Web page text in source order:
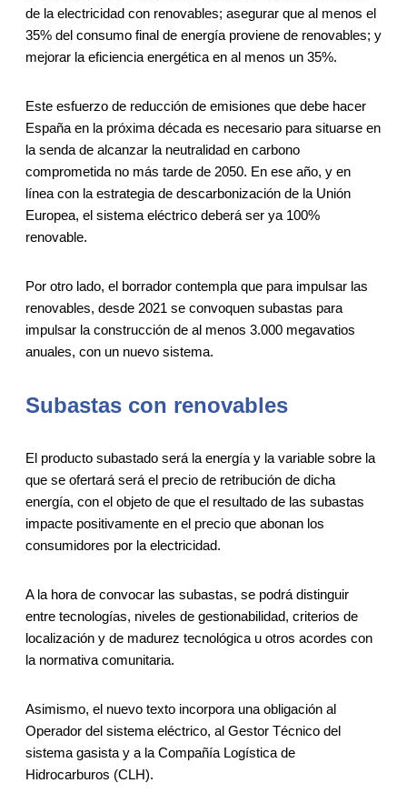
de la electricidad con renovables; asegurar que al menos el
35% del consumo final de energía proviene de renovables; y
mejorar la eficiencia energética en al menos un 35%.
Este esfuerzo de reducción de emisiones que debe hacer
España en la próxima década es necesario para situarse en
la senda de alcanzar la neutralidad en carbono
comprometida no más tarde de 2050. En ese año, y en
línea con la estrategia de descarbonización de la Unión
Europea, el sistema eléctrico deberá ser ya 100%
renovable.
Por otro lado, el borrador contempla que para impulsar las
renovables, desde 2021 se convoquen subastas para
impulsar la construcción de al menos 3.000 megavatios
anuales, con un nuevo sistema.
Subastas con renovables
El producto subastado será la energía y la variable sobre la
que se ofertará será el precio de retribución de dicha
energía, con el objeto de que el resultado de las subastas
impacte positivamente en el precio que abonan los
consumidores por la electricidad.
A la hora de convocar las subastas, se podrá distinguir
entre tecnologías, niveles de gestionabilidad, criterios de
localización y de madurez tecnológica u otros acordes con
la normativa comunitaria.
Asimismo, el nuevo texto incorpora una obligación al
Operador del sistema eléctrico, al Gestor Técnico del
sistema gasista y a la Compañía Logística de
Hidrocarburos (CLH).